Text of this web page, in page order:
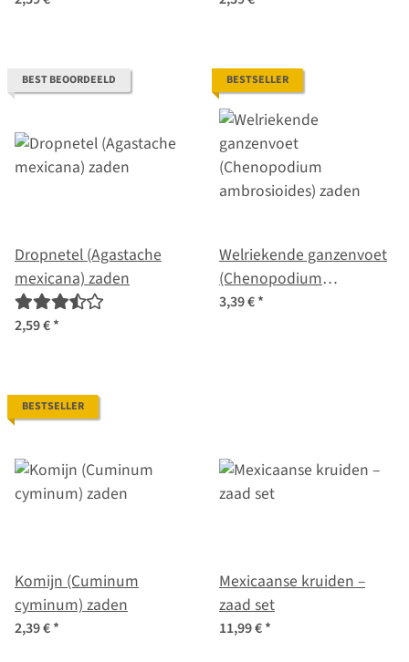
BEST BEOORDEELD
Dropnetel (Agastache
mexicana) zaden
2,59 €*
BESTSELLER
Welriekende ganzenvoet
(Chenopodium
ambrosioides) zaden
3,39 €*
BESTSELLER
Komijn (Cuminum
cyminum) zaden
2,39 €*
Mexicaanse kruiden –
zaad set
11,99 €*